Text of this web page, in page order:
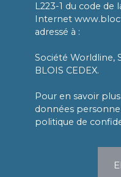
L223-1 du code
Internet
adressé à :
Société Worldline,
BLOIS CEDEX.
Pour en savoir
données
politique de